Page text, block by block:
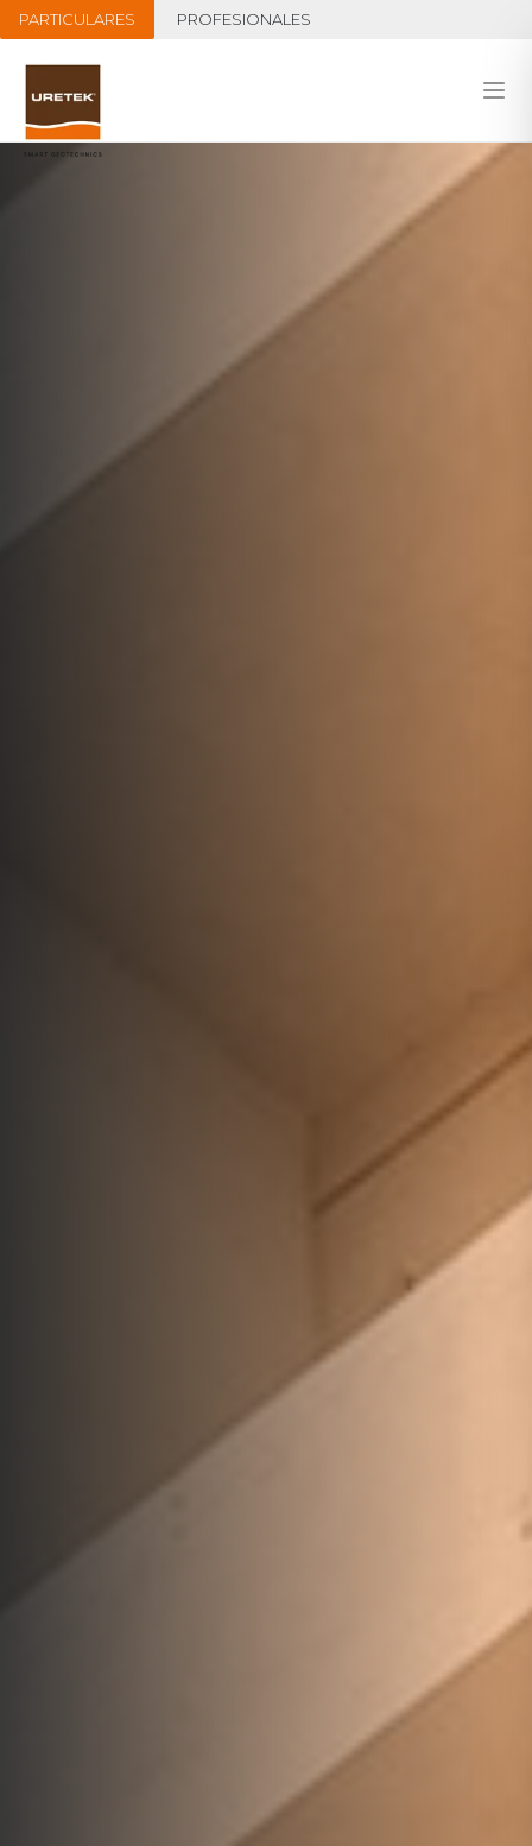
PARTICULARES PROFESIONALES